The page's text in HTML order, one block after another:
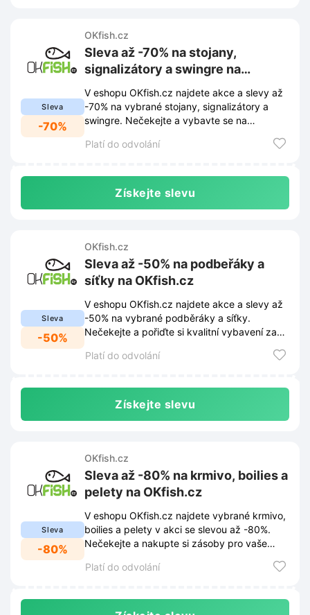
Sleva
-70%
OKfish.cz
Sleva až -70% na stojany,
signalizátory a swingre na
OKfish.cz
V eshopu OKfish.cz najdete akce a slevy až
-70% na vybrané stojany, signalizátory a
swingre. Nečekejte a vybavte se na
Platí do odvolání
Získejte slevu
Sleva
-50%
OKfish.cz
Sleva až -50% na podbeřáky a
síťky na OKfish.cz
V eshopu OKfish.cz najdete akce a slevy až
-50% na vybrané podběráky a síťky.
Nečekejte a pořiďte si kvalitní vybavení za
Platí do odvolání
Získejte slevu
Sleva
-80%
OKfish.cz
Sleva až -80% na krmivo, boilies a
pelety na OKfish.cz
V eshopu OKfish.cz najdete vybrané krmivo,
boilies a pelety v akci se slevou až -80%.
Nečekejte a nakupte si zásoby pro vaše
Platí do odvolání